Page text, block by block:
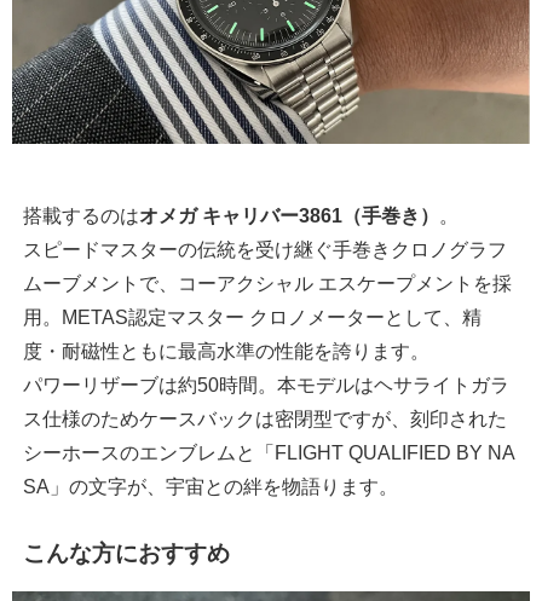
搭載するのはオメガ キャリバー3861（手巻き） 。
スピードマスターの伝統を受け継ぐ手巻きクロノグラフ
ムーブメントで、コーアクシャル エスケープメントを採
用。METAS認定マスター クロノメーターとして、精
度・耐磁性ともに最高水準の性能を誇ります。
パワーリザーブは約50時間。本モデルはヘサライトガラ
ス仕様のためケースバックは密閉型ですが、刻印された
シーホースのエンブレムと「FLIGHT QUALIFIED BY NA
SA」の文字が、宇宙との絆を物語ります。
こんな方におすすめ